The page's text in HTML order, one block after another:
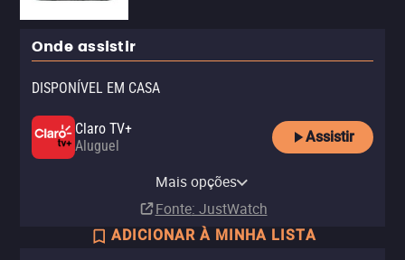
Onde assistir
DISPONÍVEL EM CASA
Claro TV+
Aluguel
Assistir
Mais opções
Fonte: JustWatch
ADICIONAR À MINHA LISTA